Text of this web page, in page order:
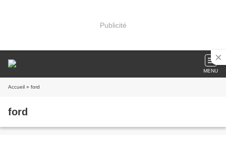
Publicité
MENU
Accueil » ford
ford